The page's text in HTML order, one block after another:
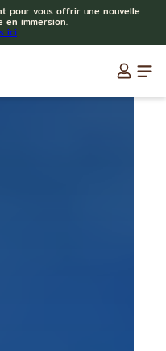
pour vous offrir une nouvelle
en immersion.
ici